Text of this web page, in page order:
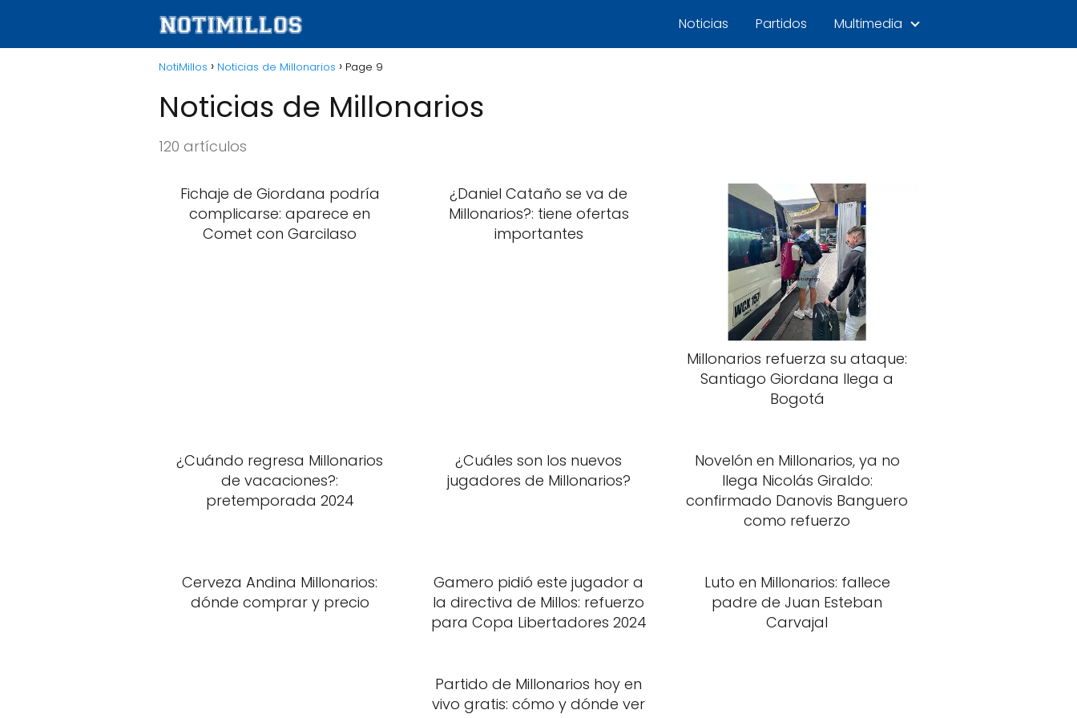
Noticias Partidos Multimedia
NotiMillos Noticias de Millonarios Page 9
Noticias de Millonarios
120 artículos
Fichaje de Giordana podría
complicarse: aparece en
Comet con Garcilaso
¿Daniel Cataño se va de
Millonarios?: tiene ofertas
importantes
Millonarios refuerza su ataque:
Santiago Giordana llega a
Bogotá
¿Cuándo regresa Millonarios
de vacaciones?:
pretemporada 2024
¿Cuáles son los nuevos
jugadores de Millonarios?
Novelón en Millonarios, ya no
llega Nicolás Giraldo:
confirmado Danovis Banguero
como refuerzo
Cerveza Andina Millonarios:
dónde comprar y precio
Gamero pidió este jugador a
la directiva de Millos: refuerzo
para Copa Libertadores 2024
Luto en Millonarios: fallece
padre de Juan Esteban
Carvajal
Partido de Millonarios hoy en
vivo gratis: cómo y dónde ver